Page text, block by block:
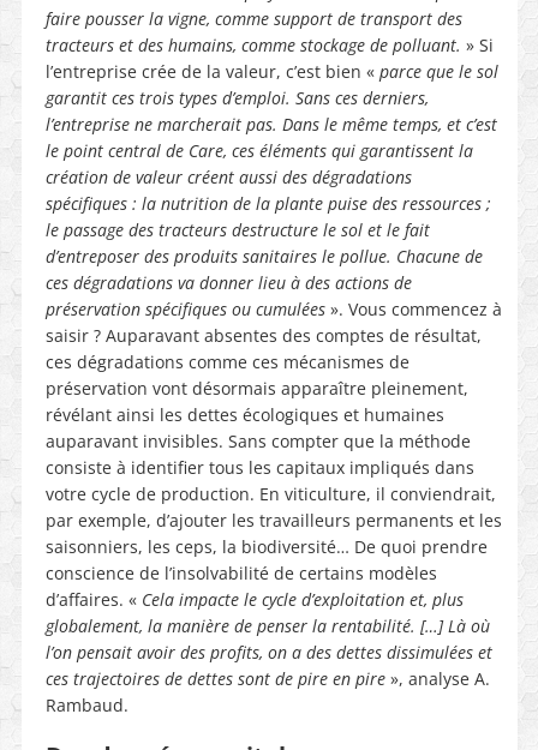
faire pousser la vigne, comme support de transport des
tracteurs et des humains, comme stockage de polluant. » Si
l’entreprise crée de la valeur, c’est bien « parce que le sol
garantit ces trois types d’emploi. Sans ces derniers,
l’entreprise ne marcherait pas. Dans le même temps, et c’est
le point central de Care, ces éléments qui garantissent la
création de valeur créent aussi des dégradations
spécifiques : la nutrition de la plante puise des ressources ;
le passage des tracteurs destructure le sol et le fait
d’entreposer des produits sanitaires le pollue. Chacune de
ces dégradations va donner lieu à des actions de
préservation spécifiques ou cumulées ». Vous commencez à
saisir ? Auparavant absentes des comptes de résultat,
ces dégradations comme ces mécanismes de
préservation vont désormais apparaître pleinement,
révélant ainsi les dettes écologiques et humaines
auparavant invisibles. Sans compter que la méthode
consiste à identifier tous les capitaux impliqués dans
votre cycle de production. En viticulture, il conviendrait,
par exemple, d’ajouter les travailleurs permanents et les
saisonniers, les ceps, la biodiversité… De quoi prendre
conscience de l’insolvabilité de certains modèles
d’affaires. « Cela impacte le cycle d’exploitation et, plus
globalement, la manière de penser la rentabilité. […] Là où
l’on pensait avoir des profits, on a des dettes dissimulées et
ces trajectoires de dettes sont de pire en pire», analyse A.
Rambaud.